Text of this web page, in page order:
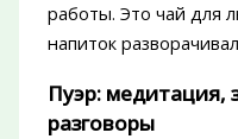
работы. Это чай для
напиток
Пуэр: медитация,
разговоры